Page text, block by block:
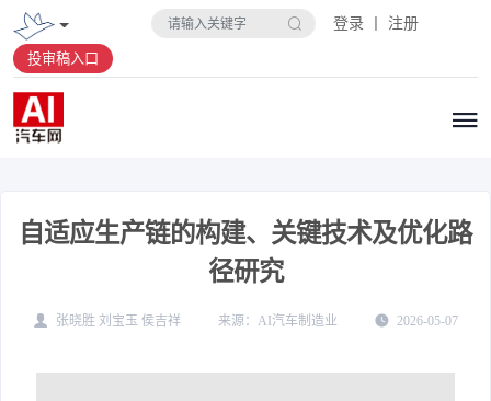
登录 丨 注册
投审稿入口
自适应生产链的构建、关键技术及优化路
径研究
张晓胜 刘宝玉 侯吉祥 AI汽车制造业 2026-05-07